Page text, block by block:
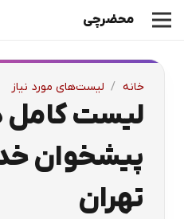
محضرچی
خانه / لیست‌های مورد نیاز
لیست کامل
پیشخوان
تهران